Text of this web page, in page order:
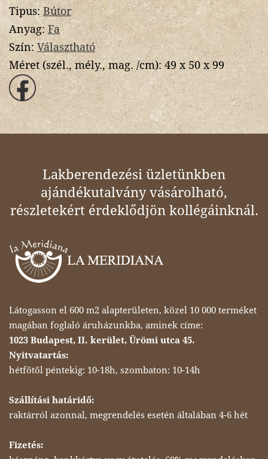
Tipus:Bútor
Anyag:Fa
Szín:Választható
Méret (szél., mély., mag. /cm):49 x 50 x 99
Lakberendezési üzletünkben
ajándékutalvány vásárolható,
részletekért érdeklődjön kollégáinknál.
Látogasson el 600 m2 alapterületen, közel 10 000 terméket
magában foglaló áruházunkba, aminek címe:
1023 Budapest, II. kerület, Ürömi utca 45.
Nyitvatartás:
hétfőtől péntekig: 10-18h, szombaton: 10-14h
Szállítási határidő:
raktárról azonnal, megrendelés esetén általában 4-6 hét
Fizetés: